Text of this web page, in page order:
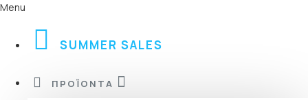
Menu
SUMMER SALES
ΠΡΟΪΌΝΤΑ